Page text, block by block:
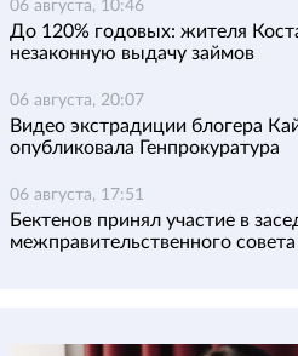
06 августа, 10:46
До 120% годовых: жителя
незаконную выдачу займов
06 августа, 20:07
Видео экстрадиции блогера
опубликовала Генпрокуратура
06 августа, 17:51
Бектенов принял участие в
межправительственного